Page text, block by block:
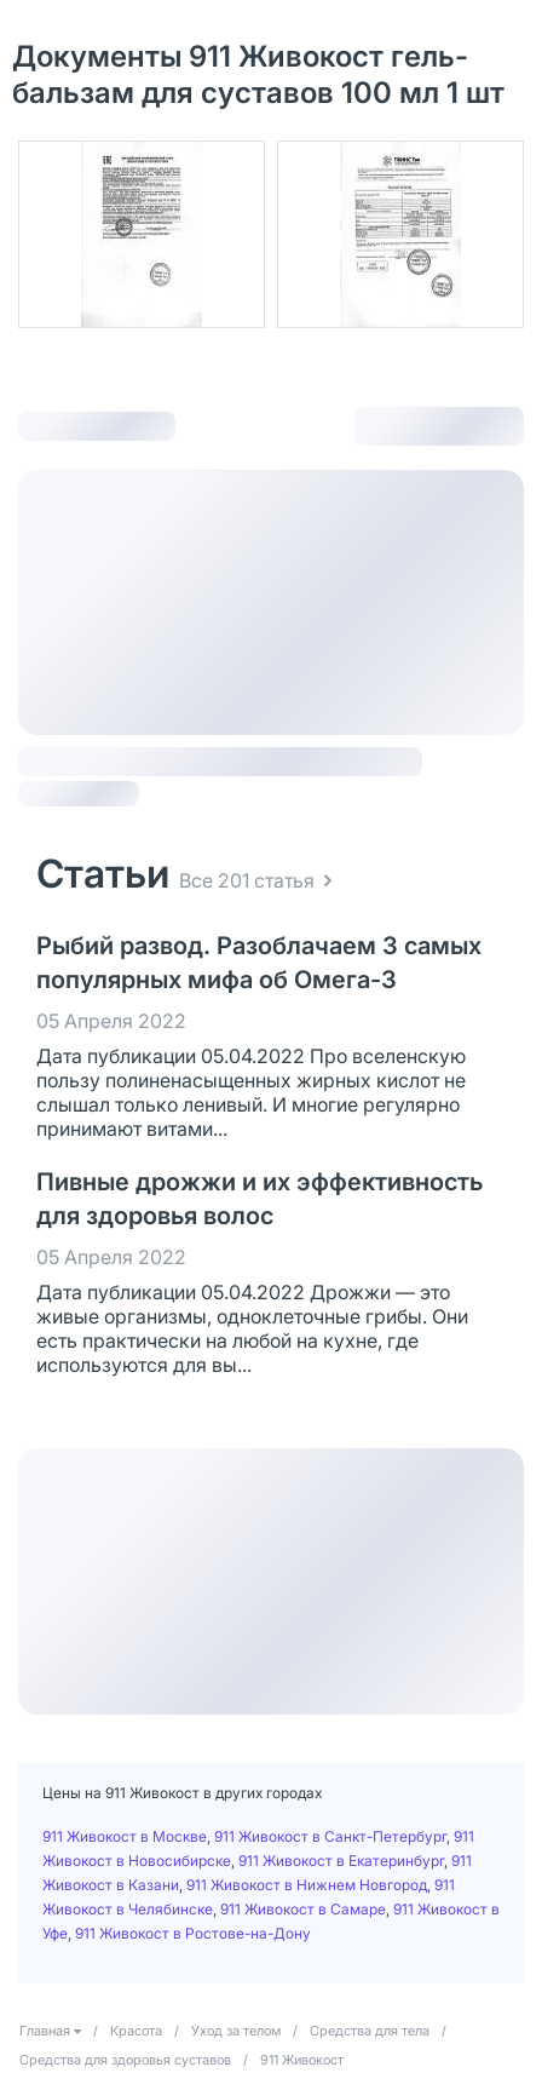
Документы 911 Живокост гель-
бальзам для суставов 100 мл 1 шт
Статьи Все 201 статья
Рыбий развод. Разоблачаем 3 самых
популярных мифа об Омега-3
05 Апреля 2022
Дата публикации 05.04.2022 Про вселенскую
пользу полиненасыщенных жирных кислот не
слышал только ленивый. И многие регулярно
принимают витами...
Пивные дрожжи и их эффективность
для здоровья волос
05 Апреля 2022
Дата публикации 05.04.2022 Дрожжи — это
живые организмы, одноклеточные грибы. Они
есть практически на любой на кухне, где
используются для вы...
Цены на 911 Живокост в других городах
911 Живокост в Москве 911 Живокост в Санкт-Петербург, 911
Живокост в Новосибирске 911 Живокост в Екатеринбург, 911
Живокост в Казани 911 Живокост в Нижнем Новгород 911
Живокост в Челябинске 911 Живокост в Самаре 911 Живокост в
Уфе 911 Живокост в Ростове-на-Дону
Главная / Красота / Уход за телом / Средства для тела
/
Средства для здоровья суставов
/ 911 Живокост